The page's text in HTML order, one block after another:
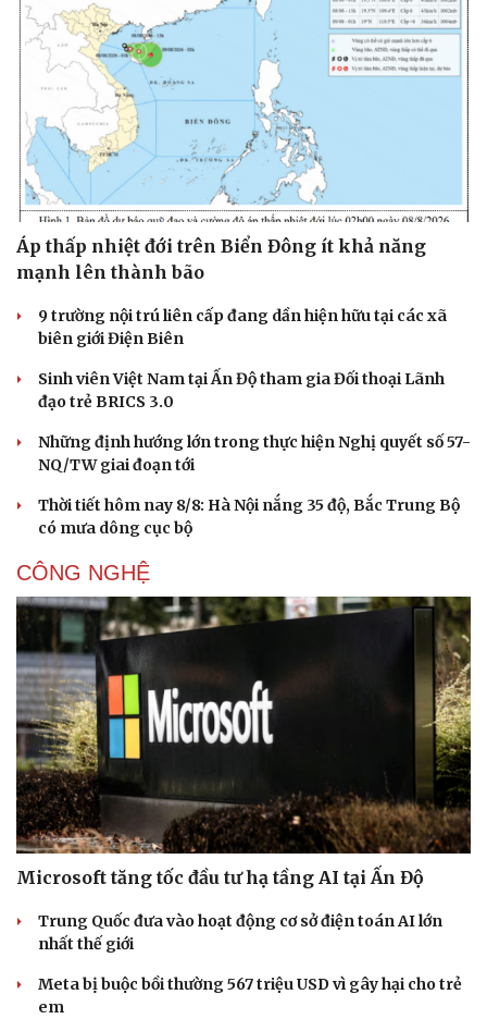
Sức khỏe
Dinh dưỡng - món ngon
Cây thuốc
Sản phụ khoa
Nhi khoa
Nam khoa
Phòng mạch online
Ăn sạch sống khỏe
Đời sống
Nhà đẹp
Blog
Tình yêu - Gia đình
Áp thấp nhiệt đới trên Biển Đông ít khả năng
mạnh lên thành bão
9 trường nội trú liên cấp đang dần hiện hữu tại các xã
biên giới Điện Biên
Sinh viên Việt Nam tại Ấn Độ tham gia Đối thoại Lãnh
đạo trẻ BRICS 3.0
Những định hướng lớn trong thực hiện Nghị quyết số 57-
NQ/TW giai đoạn tới
Thời tiết hôm nay 8/8: Hà Nội nắng 35 độ, Bắc Trung Bộ
có mưa dông cục bộ
CÔNG NGHỆ
Microsoft tăng tốc đầu tư hạ tầng AI tại Ấn Độ
Trung Quốc đưa vào hoạt động cơ sở điện toán AI lớn
nhất thế giới
Meta bị buộc bồi thường 567 triệu USD vì gây hại cho trẻ
em